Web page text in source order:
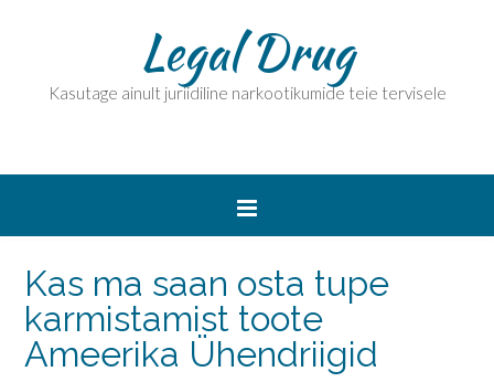
Legal Drug
Kasutage ainult juriidiline narkootikumide teie tervisele
Kas ma saan osta tupe
karmistamist toote
Ameerika Ühendriigid